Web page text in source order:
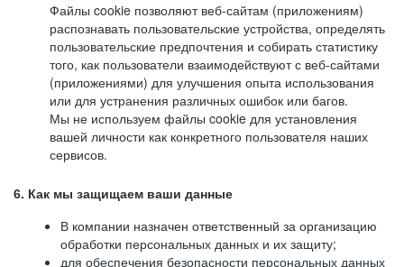
Файлы cookie позволяют веб-сайтам (приложениям)
распознавать пользовательские устройства, определять
пользовательские предпочтения и собирать статистику
того, как пользователи взаимодействуют с веб-сайтами
(приложениями) для улучшения опыта использования
или для устранения различных ошибок или багов.
Мы не используем файлы cookie для установления
вашей личности как конкретного пользователя наших
сервисов.
6. Как мы защищаем ваши данные
В компании назначен ответственный за организацию
обработки персональных данных и их защиту;
для обеспечения безопасности персональных данных